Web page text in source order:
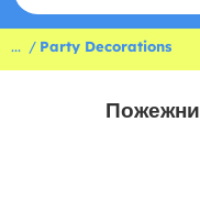
... Party Decorations